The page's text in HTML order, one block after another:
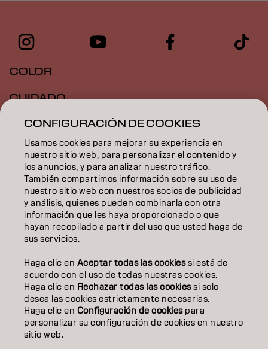
COLOR
CUIDADO
TEXTURA
STYLING
INSPIRACIÓN
EDUCACIÓN
SOBRE NOSOTROS
CONTACTO
Aviso legalPolítica de privacidadPolítica de cookies
Condiciones de usoAccesibilidad
Compromiso con la sostenibilidad
CONFIGURACIÓN DE COOKIES
Usamos cookies para mejorar su experiencia en
nuestro sitio web, para personalizar el contenido y
los anuncios, y para analizar nuestro tráfico.
También compartimos información sobre su uso de
nuestro sitio web con nuestros socios de publicidad
y análisis, quienes pueden combinarla con otra
información que les haya proporcionado o que
hayan recopilado a partir del uso que usted haga de
sus servicios.
Haga clic en Aceptar todas las cookiessi está de
acuerdo con el uso de todas nuestras cookies.
Haga clic en Rechazar todas las cookiessi solo
desea las cookies estrictamente necesarias.
Haga clic en Configuración de cookiespara
personalizar su configuración de cookies en nuestro
sitio web.